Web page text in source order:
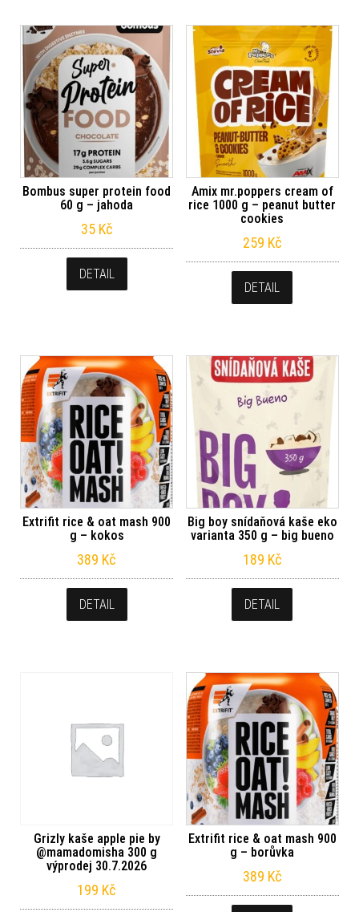
Bombus super protein food
60 g – jahoda
35 Kč
DETAIL
Amix mr.poppers cream of
rice 1000 g – peanut butter
cookies
259 Kč
DETAIL
Extrifit rice & oat mash 900
g – kokos
389 Kč
DETAIL
Big boy snídaňová kaše eko
varianta 350 g – big bueno
189 Kč
DETAIL
Grizly kaše apple pie by
@mamadomisha 300 g
výprodej 30.7.2026
199 Kč
Extrifit rice & oat mash 900
g – borůvka
389 Kč